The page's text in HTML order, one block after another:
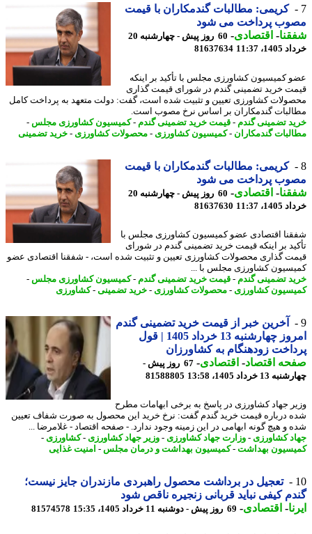
کریمی: مطالبات گندمکاران با قیمت
پرداخت می شود
-اقتصادی-
60 روز پیش - چهارشنبه 20
11:37
81637634
کمیسیون کشاورزی مجلس با تأکید بر اینکه
خرید تضمینی گندم در شورای قیمت گذاری
کشاورزی تعیین و تثبیت شده است، گفت: دولت متعهد به پرداخت کامل
گندمکاران بر اساس نرخ مصوب است.
تضمینی گندم-قیمت خرید تضمینی گندم-کمیسیون کشاورزی مجلس-
گندمکاران- کمیسیون کشاورزی- محصولات کشاورزی- خرید تضمینی
کریمی: مطالبات گندمکاران با قیمت
پرداخت می شود
-اقتصادی-
60 روز پیش - چهارشنبه 20
11:37
81637630
اقتصادی عضو کمیسیون کشاورزی مجلس با
بر اینکه قیمت خرید تضمینی گندم در شورای
گذاری محصولات کشاورزی تعیین و تثبیت شده است، - شفقنا اقتصادی عضو
کشاورزی مجلس با ...
تضمینی گندم-قیمت خرید تضمینی گندم-کمیسیون کشاورزی مجلس-
کشاورزی- محصولات کشاورزی- خرید تضمینی-کشاورزی
آخرین خبر از قیمت خرید تضمینی گندم
امروز چهارشنبه 13 خرداد 1405 | قول
زودهنگام به کشاورزان
اقتصاد-اقتصادی-
67 روز پیش -
خرداد 1405، 13:58
81588805
جهاد کشاورزی در پاسخ به برخی ابهامات مطرح
درباره قیمت خرید گندم گفت: نرخ خرید این محصول به صورت شفاف تعیین
و هیچ گونه ابهامی در این زمینه وجود ندارد. - صفحه اقتصاد - غلامرضا ...
کشاورزی- وزارت جهاد کشاورزی- وزیر جهاد کشاورزی- کشاورزی-
بهداشت -کمیسیون بهداشت و درمان مجلس-امنیت غذایی
تعجیل در برداشت محصول راهبردی مازندران جایز نیست؛
کیفی نباید قربانی زنجیره ناقص شود
-اقتصادی-69 روز پیش - دوشنبه 11 خرداد 1405، 15:35 81574578